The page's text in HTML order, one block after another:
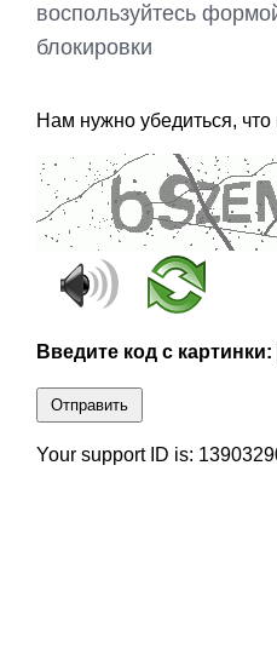
воспользуйтесь
блокировки
Нам нужно убедиться,
Введите код с картинки:
Отправить
Your support ID is: